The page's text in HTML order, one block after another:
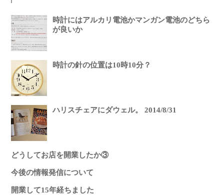
時計にはアルカリ電池かマンガン電池のどちら
が良いか
時計の針の位置は10時10分？
ハリスチェアにダウェル。 2014/8/31
どうしてお店を開業したか③
今後の情報発信について
開業して15年経ちました